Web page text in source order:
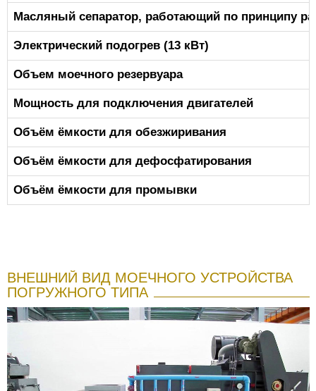
Масляный сепаратор, работающий по принципу
Электрический подогрев
Объем моечного резервуара
Мощность для подключения
Объём ёмкости для
Объём ёмкости для
Объём ёмкости для
ВНЕШНИЙ ВИД МОЕЧНОГО УСТРОЙСТВА
ПОГРУЖНОГО ТИПА